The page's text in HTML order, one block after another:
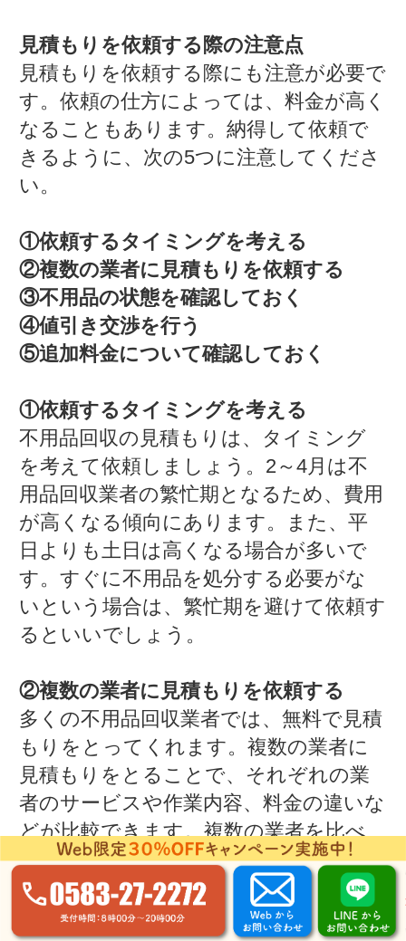
見積もりを依頼する際の注意点
見積もりを依頼する際にも注意が必要で
す。依頼の仕方によっては、料金が高く
なることもあります。納得して依頼で
きるように、次の5つに注意してくださ
い。
①依頼するタイミングを考える
②複数の業者に見積もりを依頼する
③不用品の状態を確認しておく
④値引き交渉を行う
⑤追加料金について確認しておく
①依頼するタイミングを考える
不用品回収の見積もりは、タイミング
を考えて依頼しましょう。2～4月は不
用品回収業者の繁忙期となるため、費用
が高くなる傾向にあります。また、平
日よりも土日は高くなる場合が多いで
す。すぐに不用品を処分する必要がな
いという場合は、繁忙期を避けて依頼す
るといいでしょう。
②複数の業者に見積もりを依頼する
多くの不用品回収業者では、無料で見積
もりをとってくれます。複数の業者に
見積もりをとることで、それぞれの業
者のサービスや作業内容、料金の違いな
どが比較できます。複数の業者を比べ
て、納得のいく業者に依頼できるよう
にしましょう。